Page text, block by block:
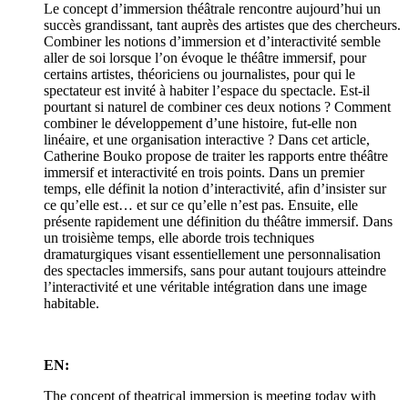
Le concept d’immersion théâtrale rencontre aujourd’hui un
succès grandissant, tant auprès des artistes que des chercheurs.
Combiner les notions d’immersion et d’interactivité semble
aller de soi lorsque l’on évoque le théâtre immersif, pour
certains artistes, théoriciens ou journalistes, pour qui le
spectateur est invité à habiter l’espace du spectacle. Est-il
pourtant si naturel de combiner ces deux notions ? Comment
combiner le développement d’une histoire, fut-elle non
linéaire, et une organisation interactive ? Dans cet article,
Catherine Bouko propose de traiter les rapports entre théâtre
immersif et interactivité en trois points. Dans un premier
temps, elle définit la notion d’interactivité, afin d’insister sur
ce qu’elle est… et sur ce qu’elle n’est pas. Ensuite, elle
présente rapidement une définition du théâtre immersif. Dans
un troisième temps, elle aborde trois techniques
dramaturgiques visant essentiellement une personnalisation
des spectacles immersifs, sans pour autant toujours atteindre
l’interactivité et une véritable intégration dans une image
habitable.
EN:
The concept of theatrical immersion is meeting today with